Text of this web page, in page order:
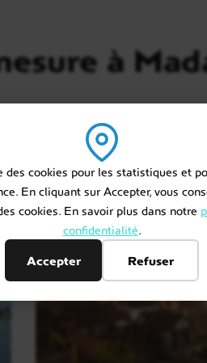
des cookies pour les statistiques et
En cliquant sur Accepter, vous
cookies. En savoir plus dans notre
confidentialité.
Accepter
Refuser
à